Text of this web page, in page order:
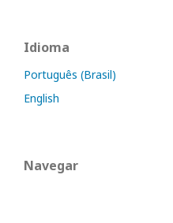
Idioma
Português (Brasil)
English
Navegar